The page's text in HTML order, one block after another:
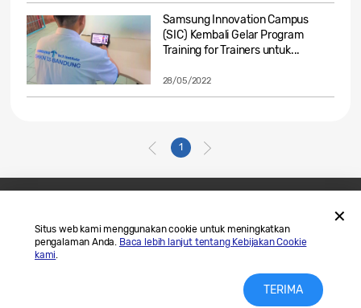
Situs web kami menggunakan cookie untuk meningkatkan
pengalaman Anda. Baca lebih lanjut tentang Kebijakan Cookie
kami.
TERIMA
Samsung Innovation Campus
(SIC) Kembali Gelar Program
Training for Trainers untuk...
28/05/2022
1
Hubungi Kami
SAMSUNG.COM
Legal
Privasi